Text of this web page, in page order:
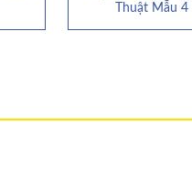
Thuật Mẫu 4